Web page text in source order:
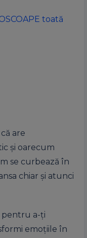
toată
are
și oarecum
se curbează în
chiar și atunci
pentru a-ți
emoțiile în